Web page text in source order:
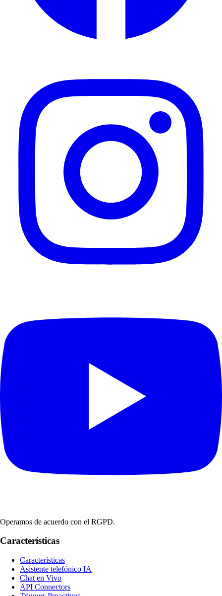
Operamos de acuerdo con el RGPD.
Características
Características
Asistente telefónico IA
Chat en Vivo
API Connectors